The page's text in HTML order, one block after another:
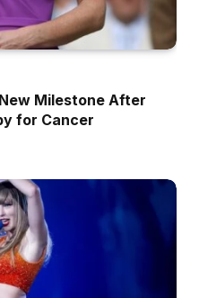
Milestone After
for Cancer